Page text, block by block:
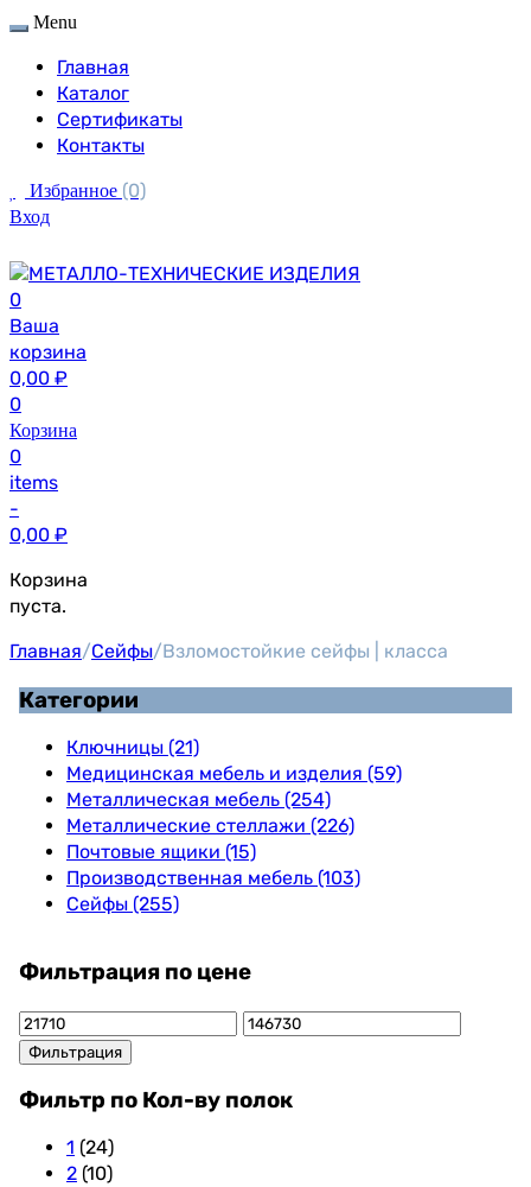
Menu
Главная
Каталог
Сертификаты
Контакты
Избранное (0)
Вход
0
Ваша
корзина
0,00 ₽
0
Корзина
0
items
-
0,00 ₽
Корзина
пуста.
Главная/Сейфы/Взломостойкие сейфы | класса
Категории
Ключницы (21)
Медицинская мебель и изделия (59)
Металлическая мебель (254)
Металлические стеллажи (226)
Почтовые ящики (15)
Производственная мебель (103)
Сейфы (255)
Фильтрация по цене
Минимальная
цена
Максимальная
цена
Фильтрация
Фильтр по Кол-ву полок
1 (24)
2 (10)